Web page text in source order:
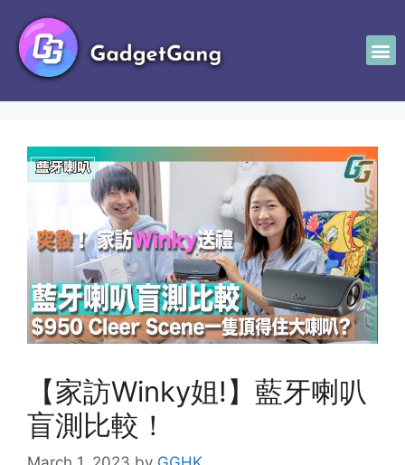
【家訪Winky姐!】藍牙喇叭
盲測比較！